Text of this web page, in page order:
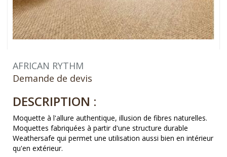
AFRICAN RYTHM
Demande de devis
DESCRIPTION :
Moquette à l'allure authentique, illusion de fibres naturelles.
Moquettes fabriquées à partir d'une structure durable
Weathersafe qui permet une utilisation aussi bien en intérieur
qu'en extérieur.